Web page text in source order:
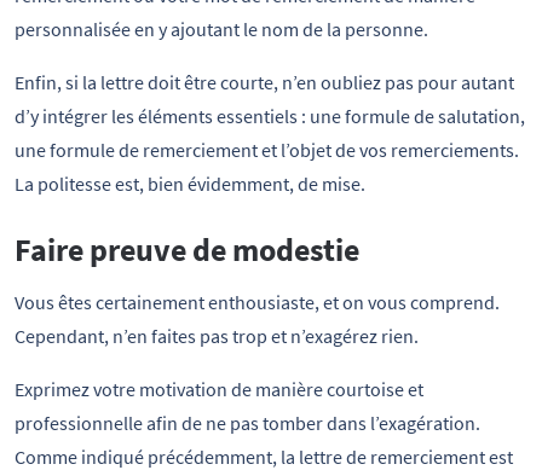
personnalisée en y ajoutant le nom de la personne.
Enfin, si la lettre doit être courte, n’en oubliez pas pour autant
d’y intégrer les éléments essentiels : une formule de salutation,
une formule de remerciement et l’objet de vos remerciements.
La politesse est, bien évidemment, de mise.
Faire preuve de modestie
Vous êtes certainement enthousiaste, et on vous comprend.
Cependant, n’en faites pas trop et n’exagérez rien.
Exprimez votre motivation de manière courtoise et
professionnelle afin de ne pas tomber dans l’exagération.
Comme indiqué précédemment, la lettre de remerciement est